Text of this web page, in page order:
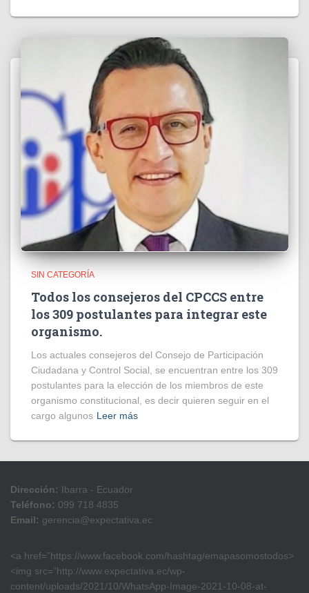
SIN CATEGORÍA
Todos los consejeros del CPCCS entre
los 309 postulantes para integrar este
organismo.
Los actuales consejeros del Consejo de Participación
Ciudadana y Control Social, se encuentran entre los 309
postulantes para la elección de los miembros de este
organismo constitucional, es decir quieren seguir en el
cargo algunos Leer más
Dirección: Ibarra - Ecuador
Teléfono: 099 718 4835
Email: gerencia@expectativa.ec
<a href=”https://www.facebook.com/hashtag/emapasomostodos>
<img src=”http://www.expectativa.ec/wp-
content/uploads/2021/10/WhatsApp-Image-2021-10-08-at-